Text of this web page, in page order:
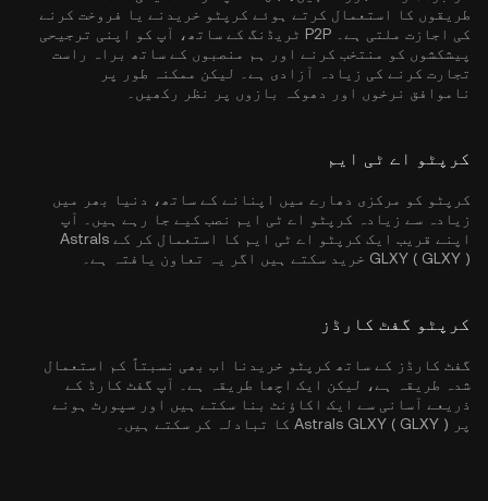
طریقوں کا استعمال کرتے ہوئے کرپٹو خریدنے یا فروخت کرنے
کی اجازت ملتی ہے۔ P2P ٹریڈنگ کے ساتھ، آپ کو اپنی ترجیحی
پیشکشوں کو منتخب کرنے اور ہم منصبوں کے ساتھ براہ راست
تجارت کرنے کی زیادہ آزادی ہے۔ لیکن ممکنہ طور پر
ناموافق نرخوں اور دھوکہ بازوں پر نظر رکھیں۔
کرپٹو اے ٹی ایم
کرپٹو کو مرکزی دھارے میں اپنانے کے ساتھ، دنیا بھر میں
زیادہ سے زیادہ کرپٹو اے ٹی ایم نصب کیے جا رہے ہیں۔ آپ
اپنے قریب ایک کرپٹو اے ٹی ایم کا استعمال کر کے Astrals
GLXY ( GLXY ) خرید سکتے ہیں اگر یہ تعاون یافتہ ہے۔
کرپٹو گفٹ کارڈز
گفٹ کارڈز کے ساتھ کرپٹو خریدنا اب بھی نسبتاً کم استعمال
شدہ طریقہ ہے، لیکن ایک اچھا طریقہ ہے۔ آپ گفٹ کارڈ کے
ذریعے آسانی سے ایک اکاؤنٹ بنا سکتے ہیں اور سپورٹ ہونے
پر Astrals GLXY ( GLXY ) کا تبادلہ کر سکتے ہیں۔